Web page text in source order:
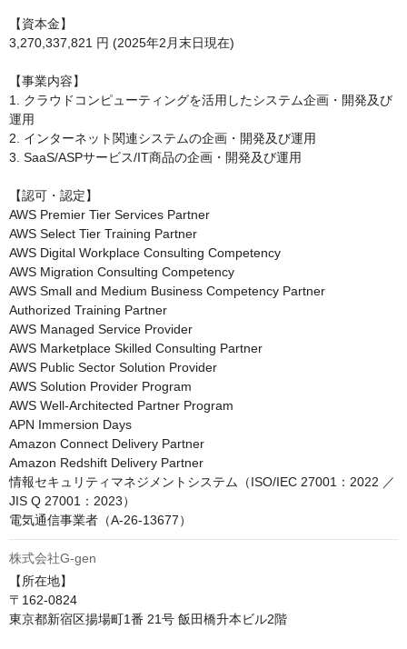
【資本金】
3,270,337,821 円 (2025年2月末日現在)
【事業内容】
1. クラウドコンピューティングを活用したシステム企画・開発及び
運用
2. インターネット関連システムの企画・開発及び運用
3. SaaS/ASPサービス/IT商品の企画・開発及び運用
【認可・認定】
AWS Premier Tier Services Partner
AWS Select Tier Training Partner
AWS Digital Workplace Consulting Competency
AWS Migration Consulting Competency
AWS Small and Medium Business Competency Partner
Authorized Training Partner
AWS Managed Service Provider
AWS Marketplace Skilled Consulting Partner
AWS Public Sector Solution Provider
AWS Solution Provider Program
AWS Well-Architected Partner Program
APN Immersion Days
Amazon Connect Delivery Partner
Amazon Redshift Delivery Partner
情報セキュリティマネジメントシステム（ISO/IEC 27001：2022 ／
JIS Q 27001：2023）
電気通信事業者（A-26-13677）
株式会社G-gen
【所在地】
〒162-0824
東京都新宿区揚場町1番 21号 飯田橋升本ビル2階